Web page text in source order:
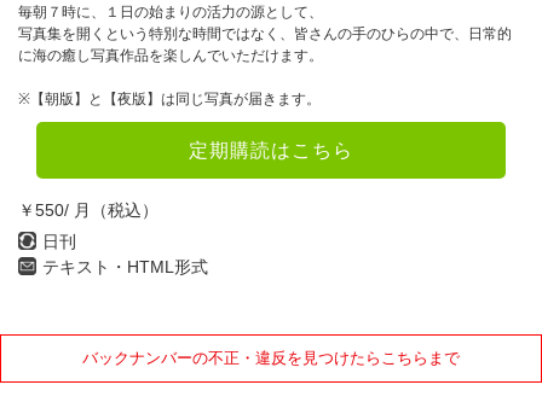
毎朝７時に、１日の始まりの活力の源として、
写真集を開くという特別な時間ではなく、皆さんの手のひらの中で、日常的
に海の癒し写真作品を楽しんでいただけます。
※【朝版】と【夜版】は同じ写真が届きます。
定期購読はこちら
￥550/ 月（税込）
日刊
テキスト・HTML形式
バックナンバーの不正・違反を見つけたらこちらまで